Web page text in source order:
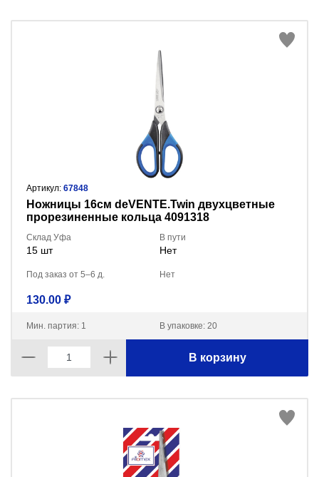
Артикул: 67848
Ножницы 16см deVENTE.Twin двухцветные
прорезиненные кольца 4091318
Склад Уфа
15 шт
В пути
Нет
Под заказ от 5–6 д. Нет
130.00 ₽
Мин. партия: 1 В упаковке: 20
В корзину